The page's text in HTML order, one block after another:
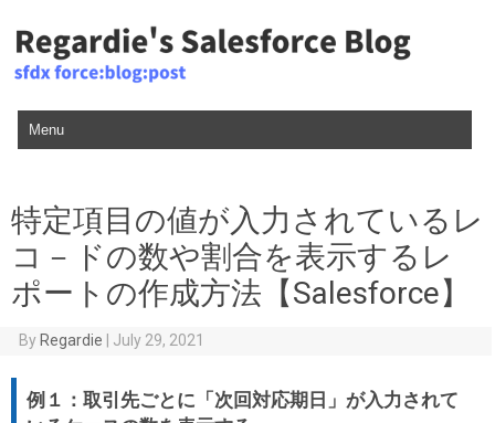
Skip to content
特定項目の値が入力されているレ
コ－ドの数や割合を表示するレ
ポートの作成方法【Salesforce】
ByRegardie | July 29, 2021
例１：取引先ごとに「次回対応期日」が入力されて